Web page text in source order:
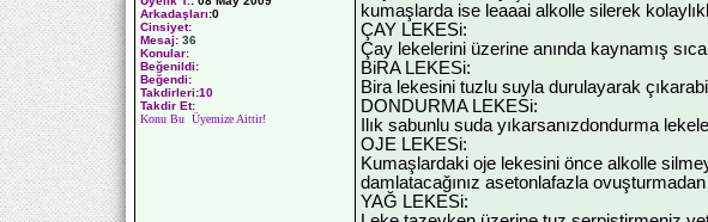
Arkadaşları:0
Cinsiyet:
Mesaj: 36
Konular:
Beğenildi:
Beğendi:
Takdirleri:10
Takdir Et:
Konu Bu Üyemize Aittir!
kumaşlarda ise leaaai alkolle silerek
ÇAY LEKESi:
Çay lekelerini üzerine anında kaynamış
BiRA LEKESi:
Bira lekesini tuzlu suyla durulayarak
DONDURMA LEKESi:
Ilık sabunlu suda yıkarsanızdondurma
OJE LEKESi:
Kumaşlardaki oje lekesini önce alkolle
damlatacağınız asetonlafazla ovuşturmadan
YAĞ LEKESi: